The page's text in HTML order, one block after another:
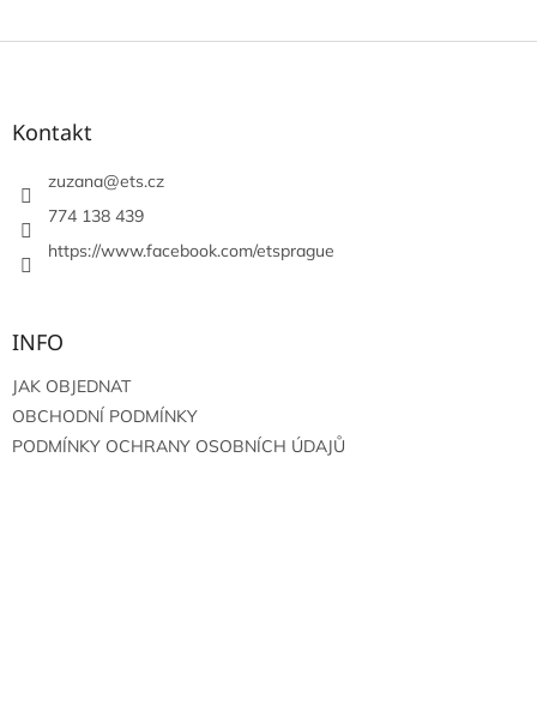
Z
Kontakt
zuzana@ets.cz
774 138 439
https://www.facebook.com/etsprague
INFO
JAK OBJEDNAT
OBCHODNÍ PODMÍNKY
PODMÍNKY OCHRANY OSOBNÍCH ÚDAJŮ